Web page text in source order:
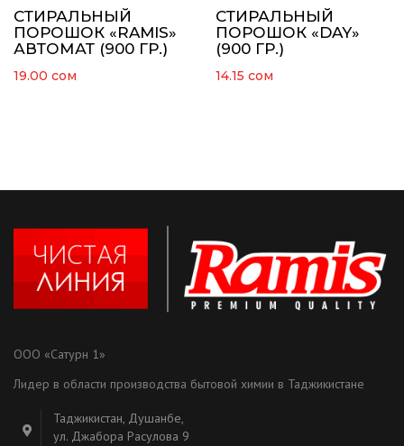
СТИРАЛЬНЫЙ
ПОРОШОК «RAMIS»
АВТОМАТ (900 ГР.)
19.00 сом
СТИРАЛЬНЫЙ
ПОРОШОК «DAY»
(900 ГР.)
14.15 сом
ООО «Сатурн 1»
Лидер в области производства бытовой химии в Таджикистане
Таджикистан, Душанбе,
ул. Джабора Расулова 9